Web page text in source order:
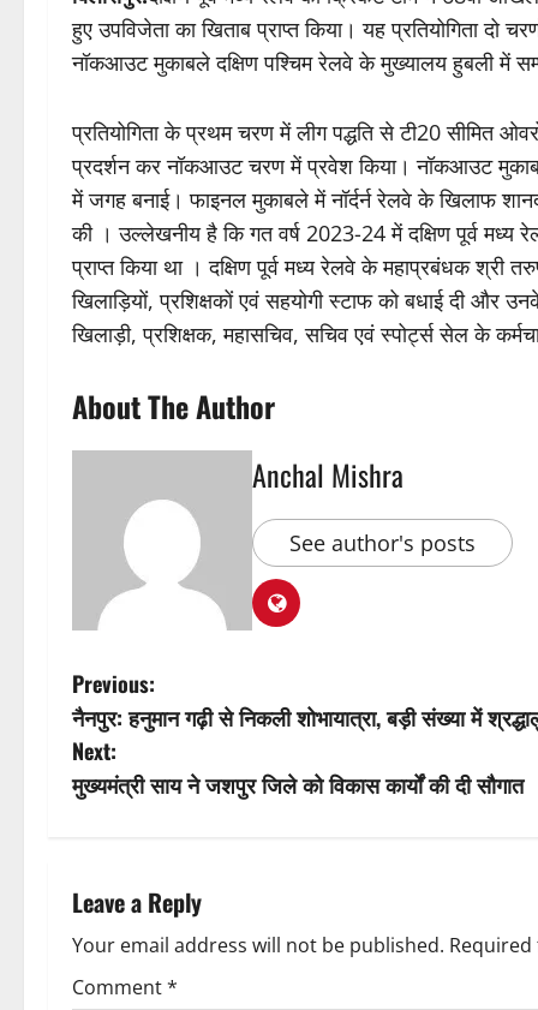
हुए उपविजेता का खिताब प्राप्त किया। यह प्रतियोगिता
नॉकआउट मुकाबले दक्षिण पश्चिम रेलवे के मुख्यालय हुबली में
प्रतियोगिता के प्रथम चरण में लीग पद्धति से टी20 सीमित
प्रदर्शन कर नॉकआउट चरण में प्रवेश किया। नॉकआउट
में जगह बनाई। फाइनल मुकाबले में नॉर्दर्न रेलवे के खिलाफ
की । उल्लेखनीय है कि गत वर्ष 2023-24 में दक्षिण पूर्व मध्य
प्राप्त किया था । दक्षिण पूर्व मध्य रेलवे के महाप्रबंधक
खिलाड़ियों, प्रशिक्षकों एवं सहयोगी स्टाफ को बधाई दी और
खिलाड़ी, प्रशिक्षक, महासचिव, सचिव एवं स्पोर्ट्स सेल के
About The Author
Anchal Mishra
See author's posts
P
o
s
n
a
v
Previous:
नैनपुर: हनुमान गढ़ी से निकली शोभायात्रा, बड़ी संख्या में
Next:
मुख्यमंत्री साय ने जशपुर जिले को विकास कार्यों की दी सौगात
Leave a Reply
Your email address will not be published.
Comment*